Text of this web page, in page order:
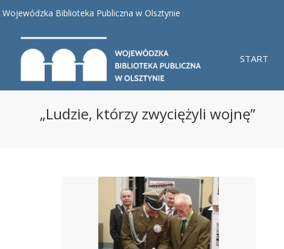
Wojewódzka Biblioteka Publiczna w Olsztynie
START
„Ludzie, którzy zwyciężyli wojnę”